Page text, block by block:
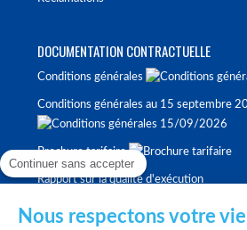
DOCUMENTATION CONTRACTUELLE
Conditions générales
Conditions générales au 15 septembre
Brochure tarifaire
Rapport sur la qualité d'exécution
Politique de meilleure sélection
Continuer sans accepter
Nous respectons votre